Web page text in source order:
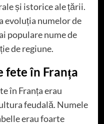
și istorice ale țării.
evoluția numelor de
populare nume de
de regiune.
fete în Franța
în Franța erau
feudală. Numele
erau foarte